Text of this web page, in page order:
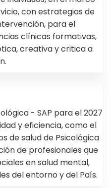
con estrategias de
para el
clínicas formativas,
creativa y critica a
- SAP para el 2027
y eficiencia, como el
de salud de Psicológica
de profesionales que
en salud mental,
del entorno y del País.